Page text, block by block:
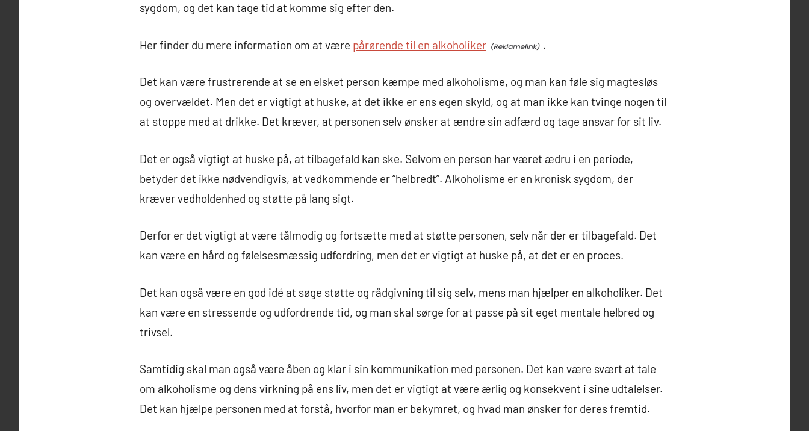
sygdom, og det kan tage tid at komme sig efter den.
Her finder du mere information om at være pårørende til en alkoholiker .
Det kan være frustrerende at se en elsket person kæmpe med alkoholisme, og man kan føle sig magtesløs
og overvældet. Men det er vigtigt at huske, at det ikke er ens egen skyld, og at man ikke kan tvinge nogen til
at stoppe med at drikke. Det kræver, at personen selv ønsker at ændre sin adfærd og tage ansvar for sit liv.
Det er også vigtigt at huske på, at tilbagefald kan ske. Selvom en person har været ædru i en periode,
betyder det ikke nødvendigvis, at vedkommende er “helbredt”. Alkoholisme er en kronisk sygdom, der
kræver vedholdenhed og støtte på lang sigt.
Derfor er det vigtigt at være tålmodig og fortsætte med at støtte personen, selv når der er tilbagefald. Det
kan være en hård og følelsesmæssig udfordring, men det er vigtigt at huske på, at det er en proces.
Det kan også være en god idé at søge støtte og rådgivning til sig selv, mens man hjælper en alkoholiker. Det
kan være en stressende og udfordrende tid, og man skal sørge for at passe på sit eget mentale helbred og
trivsel.
Samtidig skal man også være åben og klar i sin kommunikation med personen. Det kan være svært at tale
om alkoholisme og dens virkning på ens liv, men det er vigtigt at være ærlig og konsekvent i sine udtalelser.
Det kan hjælpe personen med at forstå, hvorfor man er bekymret, og hvad man ønsker for deres fremtid.